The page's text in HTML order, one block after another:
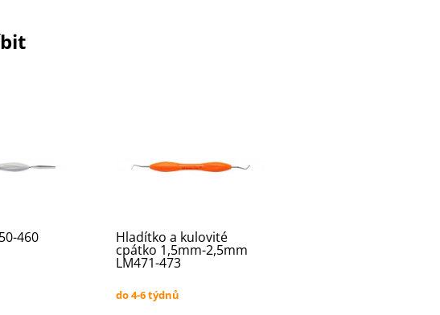
460 Hladítko a kulovité
cpátko 1,5mm-2,5mm
LM471-473
do 4-6 týdnů